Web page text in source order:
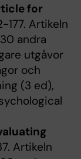
for
177. Artikeln
andra
utgåvor
och
(3 ed),
Artikeln